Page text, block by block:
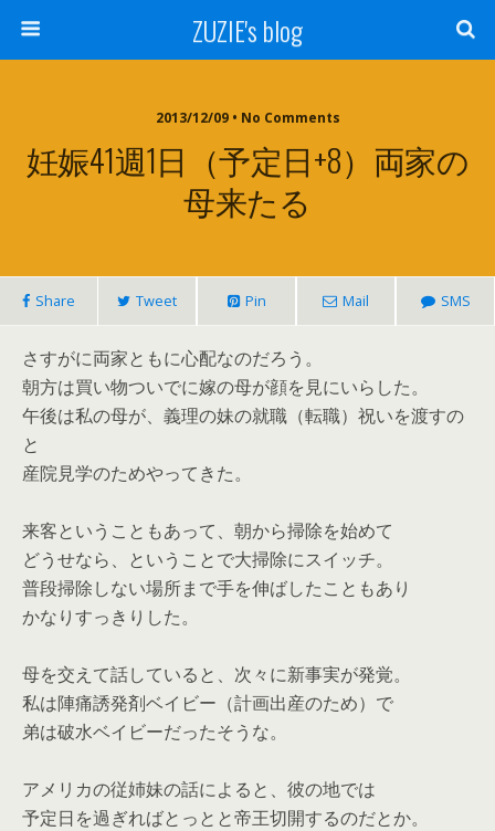
ZUZIE's blog
2013/12/09 • No Comments
妊娠41週1日（予定日+8）両家の
母来たる
Share Tweet Pin Mail SMS
さすがに両家ともに心配なのだろう。
朝方は買い物ついでに嫁の母が顔を見にいらした。
午後は私の母が、義理の妹の就職（転職）祝いを渡すの
と
産院見学のためやってきた。
来客ということもあって、朝から掃除を始めて
どうせなら、ということで大掃除にスイッチ。
普段掃除しない場所まで手を伸ばしたこともあり
かなりすっきりした。
母を交えて話していると、次々に新事実が発覚。
私は陣痛誘発剤ベイビー（計画出産のため）で
弟は破水ベイビーだったそうな。
アメリカの従姉妹の話によると、彼の地では
予定日を過ぎればとっとと帝王切開するのだとか。